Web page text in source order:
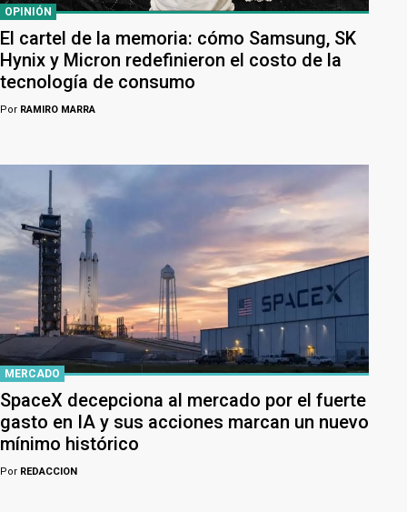
OPINIÓN
El cartel de la memoria: cómo Samsung, SK
Hynix y Micron redefinieron el costo de la
tecnología de consumo
Por RAMIRO MARRA
MERCADO
SpaceX decepciona al mercado por el fuerte
gasto en IA y sus acciones marcan un nuevo
mínimo histórico
Por REDACCION